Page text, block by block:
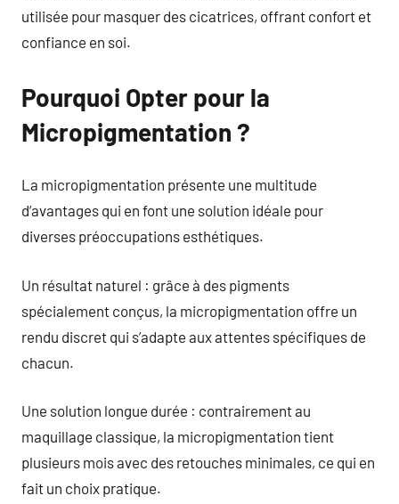
utilisée pour masquer des cicatrices, offrant confort et
confiance en soi.
Pourquoi Opter pour la
Micropigmentation ?
La micropigmentation présente une multitude
d’avantages qui en font une solution idéale pour
diverses préoccupations esthétiques.
Un résultat naturel : grâce à des pigments
spécialement conçus, la micropigmentation offre un
rendu discret qui s’adapte aux attentes spécifiques de
chacun.
Une solution longue durée : contrairement au
maquillage classique, la micropigmentation tient
plusieurs mois avec des retouches minimales, ce qui en
fait un choix pratique.